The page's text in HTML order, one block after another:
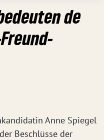
de
Anne Spiegel
Beschlüsse der